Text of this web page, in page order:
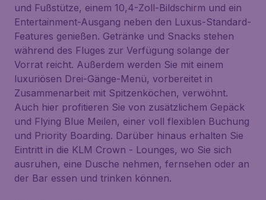
und Fußstütze, einem 10,4-Zoll-Bildschirm und ein
Entertainment-Ausgang neben den Luxus-Standard-
Features genießen. Getränke und Snacks stehen
während des Fluges zur Verfügung solange der
Vorrat reicht. Außerdem werden Sie mit einem
luxuriösen Drei-Gänge-Menü, vorbereitet in
Zusammenarbeit mit Spitzenköchen, verwöhnt.
Auch hier profitieren Sie von zusätzlichem Gepäck
und Flying Blue Meilen, einer voll flexiblen Buchung
und Priority Boarding. Darüber hinaus erhalten Sie
Eintritt in die KLM Crown - Lounges, wo Sie sich
ausruhen, eine Dusche nehmen, fernsehen oder an
der Bar essen und trinken können.